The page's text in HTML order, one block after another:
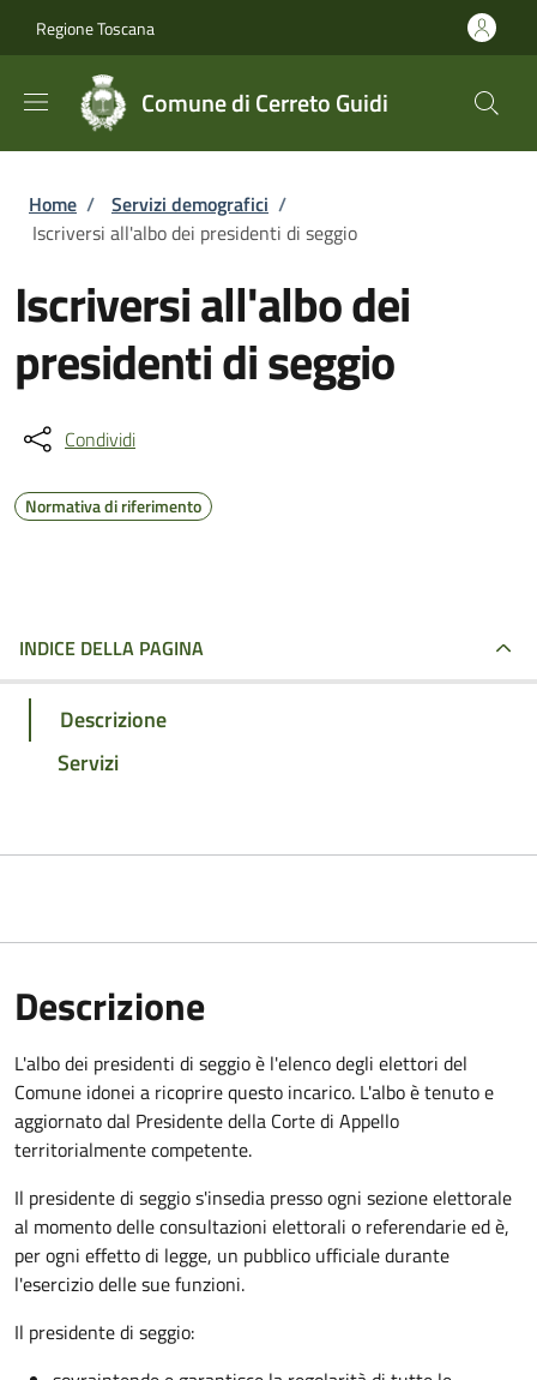
Regione Toscana
Comune di Cerreto Guidi
Briciole di pane
Home / Servizi demografici /
Iscriversi all'albo dei presidenti di seggio
Iscriversi all'albo dei
presidenti di seggio
Condividi
Normativa di riferimento
INDICE DELLA PAGINA
Descrizione
Servizi
Descrizione
L'albo dei presidenti di seggio è l'elenco degli elettori del
Comune idonei a ricoprire questo incarico. L'albo è tenuto e
aggiornato dal Presidente della Corte di Appello
territorialmente competente.
Il presidente di seggio s'insedia presso ogni sezione elettorale
al momento delle consultazioni elettorali o referendarie ed è,
per ogni effetto di legge, un pubblico ufficiale durante
l'esercizio delle sue funzioni.
Il presidente di seggio: